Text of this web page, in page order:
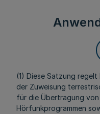
(1) Diese Satzung
der Zuweisung
für die Übertragung von
Hörfunkprogrammen